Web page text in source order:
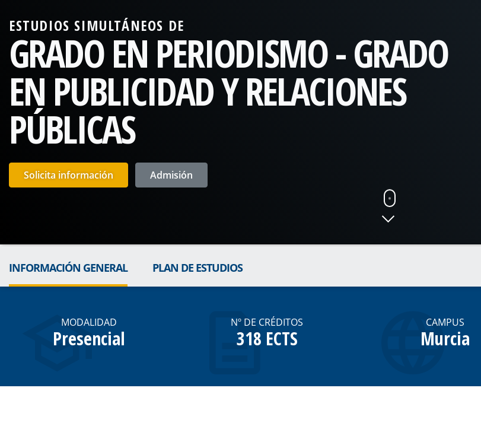
ESTUDIOS SIMULTÁNEOS DE
GRADO EN PERIODISMO - GRADO
EN PUBLICIDAD Y RELACIONES
PÚBLICAS
Solicita información Admisión
INFORMACIÓN GENERAL PLAN DE ESTUDIOS
MODALIDAD
Presencial
Nº DE CRÉDITOS
318 ECTS
CAMPUS
Murcia